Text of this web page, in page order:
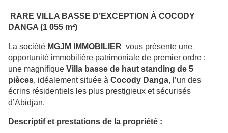
RARE VILLA BASSE D’EXCEPTION À COCODY
DANGA (1 055 m²)
La société MGJM IMMOBILIER vous présente une
opportunité immobilière patrimoniale de premier ordre :
une magnifique Villa basse de haut standing de 5
pièces, idéalement située à Cocody Danga, l’un des
écrins résidentiels les plus prestigieux et sécurisés
d’Abidjan.
Descriptif et prestations de la propriété :